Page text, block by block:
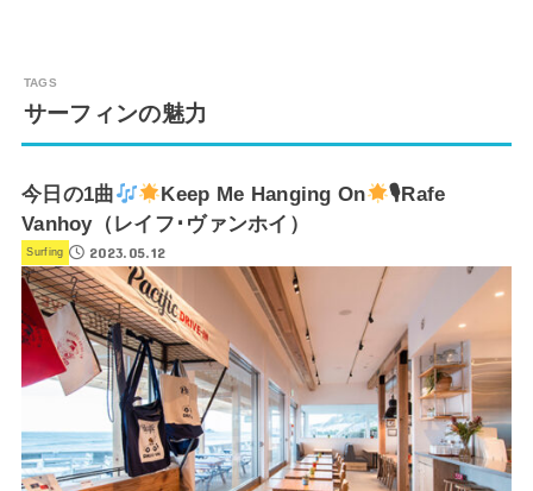
サーフィンの魅力
今日の1曲 Keep Me Hanging On
🎙Rafe
Vanhoy（レイフ･ヴァンホイ）
Surfing 2023.05.12